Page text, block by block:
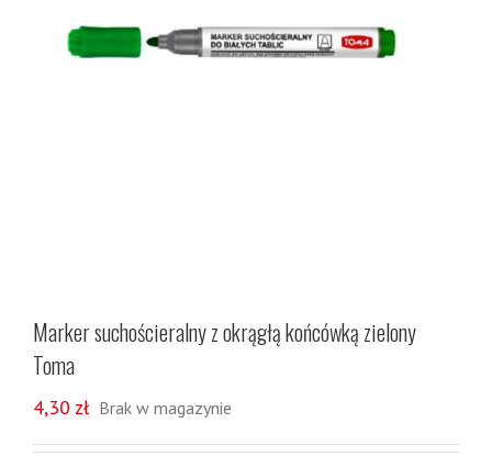
Marker suchościeralny z okrągłą końcówką zielony
Toma
4,30 zł Brak w magazynie